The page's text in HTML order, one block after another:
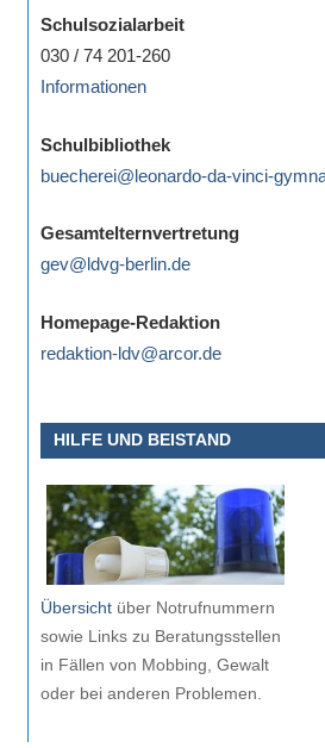
sind
dabei!
Sollten
einmal
eine
finden,
Seite
verschiedene
Möglichkeiten
der
Suche
zur
Verfügung.
Schulsozialarbeit
030 / 74 201-260
Informationen
Schulbibliothek
buecherei@leonardo-da-vinci-
Gesamtelternvertretung
gev@ldvg-berlin.de
Homepage-Redaktion
redaktion-ldv@arcor.de
HILFE UND BEISTAND
Übersichtüber Notrufnummern
sowie Links zu Beratungsstellen
in Fällen von Mobbing, Gewalt
oder bei anderen Problemen.